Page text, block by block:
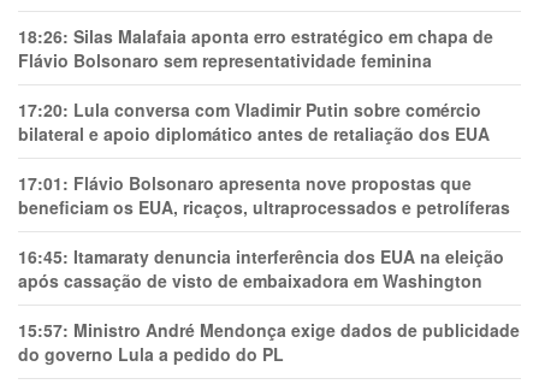
18:26: Silas Malafaia aponta erro estratégico em chapa de
Flávio Bolsonaro sem representatividade feminina
17:20: Lula conversa com Vladimir Putin sobre comércio
bilateral e apoio diplomático antes de retaliação dos EUA
17:01: Flávio Bolsonaro apresenta nove propostas que
beneficiam os EUA, ricaços, ultraprocessados e petrolíferas
16:45: Itamaraty denuncia interferência dos EUA na eleição
após cassação de visto de embaixadora em Washington
15:57: Ministro André Mendonça exige dados de publicidade
do governo Lula a pedido do PL